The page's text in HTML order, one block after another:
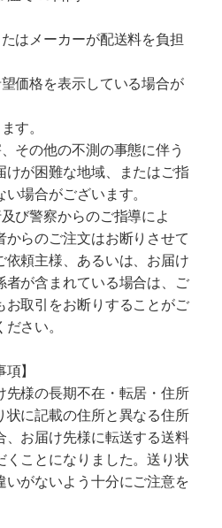
はメーカーが配送料を負担
価格を表示している場合が
す。
その他の不測の事態に伴う
が困難な地域、またはご指
場合がございます。
び警察からのご指導によ
からのご注文はお断りさせて
依頼主様、あるいは、お届け
者が含まれている場合は、ご
お取引をお断りすることがご
さい。
】
先様の長期不在・転居・住所
状に記載の住所と異なる住所
、お届け先様に転送する送料
くことになりました。送り状
いがないよう十分にご注意を